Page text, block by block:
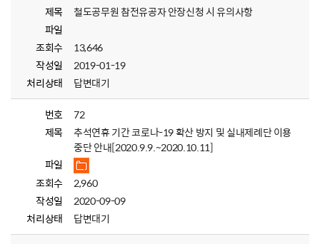
제목
철도공무원 참전유공자 안장신청 시 유의사항
파일
조회수
13,646
작성일
2019-01-19
처리상태
답변대기
번호
72
제목
추석연휴 기간 코로나-19 확산 방지 및 실내제례단 이용
중단 안내[2020.9.9.~2020.10.11]
파일
조회수
2,960
작성일
2020-09-09
처리상태
답변대기